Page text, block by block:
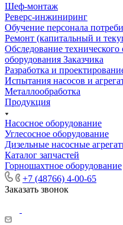
Шеф-монтаж
Реверс-инжиниринг
Обучение персонала
Ремонт (капитальный и
Обследование технического
оборудования Заказчика
Разработка и
Испытания насосов и
Металлообработка
Продукция
Насосное оборудование
Углесосное оборудование
Дизельные насосные
Каталог запчастей
Горношахтное оборудование
+7 (48766) 4-00-65
Заказать звонок